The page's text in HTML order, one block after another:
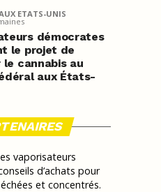
ETATS-UNIS
démocrates
le projet de
le cannabis au
aux États-
vaporisateurs
d’achats pour
et concentrés.